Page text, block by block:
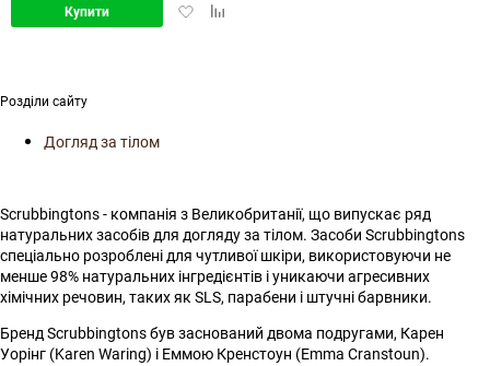
ДодатиДодати
Купити
Розділи сайту
Догляд за тілом
Scrubbingtons - компанія з Великобританії, що випускає ряд
натуральних засобів для догляду за тілом. Засоби Scrubbingtons
спеціально розроблені для чутливої шкіри, використовуючи не
менше 98% натуральних інгредієнтів і уникаючи агресивних
хімічних речовин, таких як SLS, парабени і штучні барвники.
Бренд Scrubbingtons був заснований двома подругами, Карен
Уорінг (Karen Waring) і Еммою Кренстоун (Emma Cranstoun).